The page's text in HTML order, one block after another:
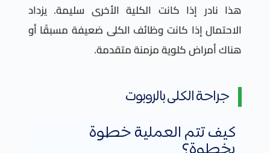
هذا نادر إذا كانت الكلية الأخرى سليمة. يزداد
الاحتمال إذا كانت وظائف الكلى ضعيفة مسبقًا أو
هناك أمراض كلوية مزمنة متقدمة.
جراحة الكلى بالروبوت
كيف تتم العملية خطوة